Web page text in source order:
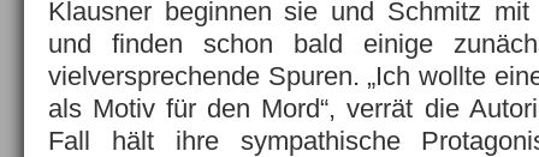
Klausner beginnen sie und Schmitz mit
und finden schon bald einige
vielversprechende Spuren. „Ich wollte
als Motiv für den Mord“, verrät die
Fall hält ihre sympathische